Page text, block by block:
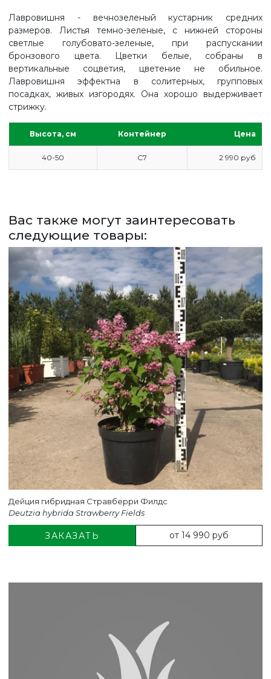
ЗАДАТЬ ВОПРОС
ВЕРНУТСЯ НА ГЛАВНЫЙ САЙТ
Лавровишня - вечнозеленый кустарник средних
размеров. Листья темно-зеленые, с нижней стороны
светлые голубовато-зеленые, при распускании
бронзового цвета. Цветки белые, собраны в
вертикальные соцветия, цветение не обильное.
Лавровишня эффектна в солитерных, групповых
посадках, живых изгородях. Она хорошо выдерживает
стрижку.
Высота, см Контейнер Цена
40-50 С7 2 990 руб
Вас также могут заинтересовать
следующие товары:
Дейция гибридная Стравберри Филдс
Deutzia hybrida Strawberry Fields
ЗАКАЗАТЬ от 14 990 руб